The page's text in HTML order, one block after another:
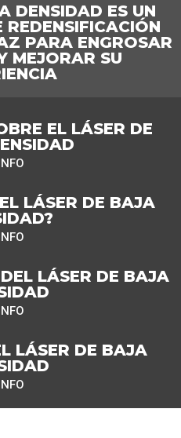
DENSIDAD ES UN
PARA ENGROSAR
MEJORAR SU
EL LÁSER DE
LÁSER DE BAJA
LÁSER DE BAJA
LÁSER DE BAJA